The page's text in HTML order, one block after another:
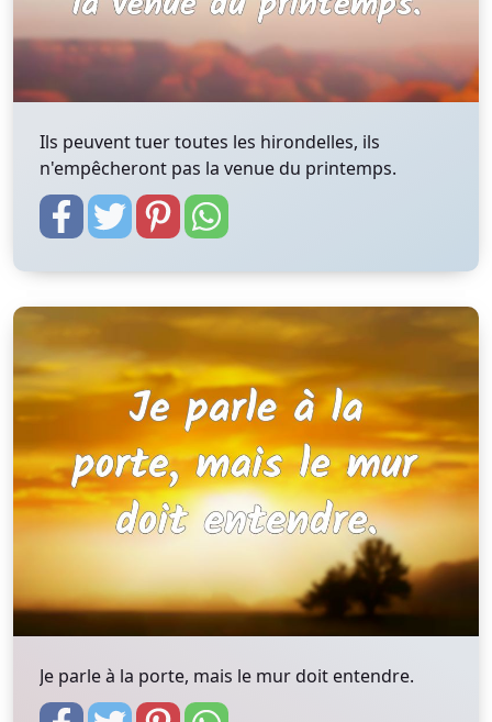
Ils peuvent tuer toutes les hirondelles, ils
n'empêcheront pas la venue du printemps.
Je parle à la porte, mais le mur doit entendre.